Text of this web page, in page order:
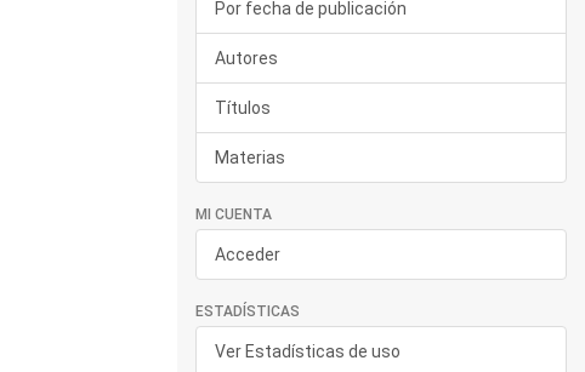
Por fecha de publicación
Autores
Títulos
Materias
MI CUENTA
Acceder
ESTADÍSTICAS
Ver Estadísticas de uso